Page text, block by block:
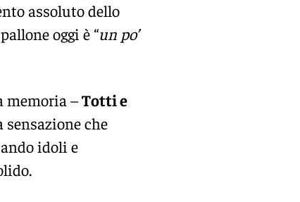
assoluto dello
oggi è “un po’
memoria –Totti e
sensazione che
idoli e